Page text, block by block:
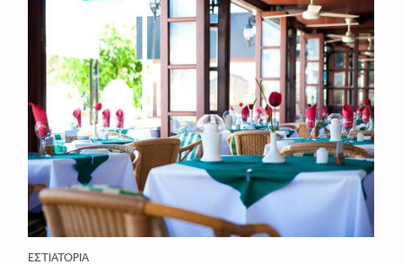
ΕΣΤΙΑΤΌΡΙΑ